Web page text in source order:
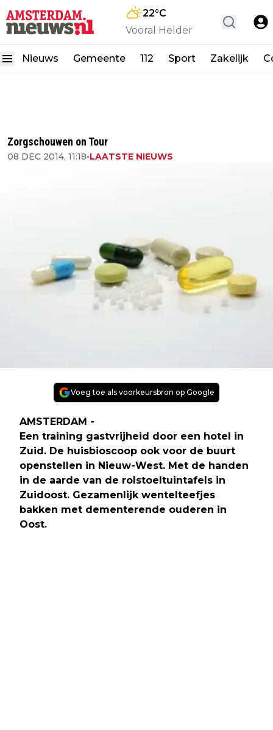
22°C
Vooral Helder
Nieuws Gemeente 112 Sport Zakelijk
Zorgschouwen on Tour
08 DEC 2014, 11:18•LAATSTE NIEUWS
Voeg toe als voorkeursbron op Google
AMSTERDAM -
Een training gastvrijheid door een hotel in
Zuid. De huisbioscoop ook voor de buurt
openstellen in Nieuw-West. Met de handen
in de aarde van de rolstoeltuintafels in
Zuidoost. Gezamenlijk wentelteefjes
bakken met dementerende ouderen in
Oost.